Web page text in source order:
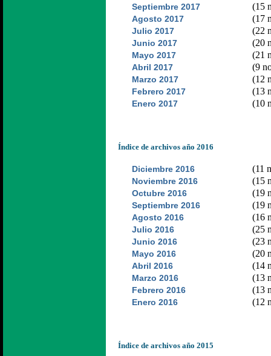
Septiembre 2017 (15
Agosto 2017 (17
Julio 2017 (22
Junio 2017 (20
Mayo 2017 (21
Abril 2017 (9
Marzo 2017 (12
Febrero 2017 (13
Enero 2017 (10
Índice de archivos año 2016
Diciembre 2016 (11
Noviembre 2016 (15
Octubre 2016 (19
Septiembre 2016 (19
Agosto 2016 (16
Julio 2016 (25
Junio 2016 (23
Mayo 2016 (20
Abril 2016 (14
Marzo 2016 (13
Febrero 2016 (13
Enero 2016 (12
Índice de archivos año 2015